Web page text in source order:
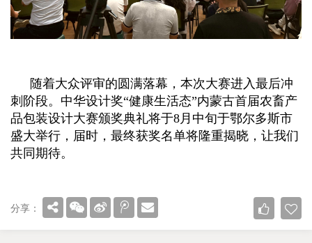
随着大众评审的圆满落幕，本次大赛进入最后冲
刺阶段。 中华设计奖“健康生活态”内蒙古首届农畜产
品包装设计大赛颁奖典礼将于8月中旬于鄂尔多斯市
盛大举行，届时，最终获奖名单将隆重揭晓， 让我们
共同期待。
分享：